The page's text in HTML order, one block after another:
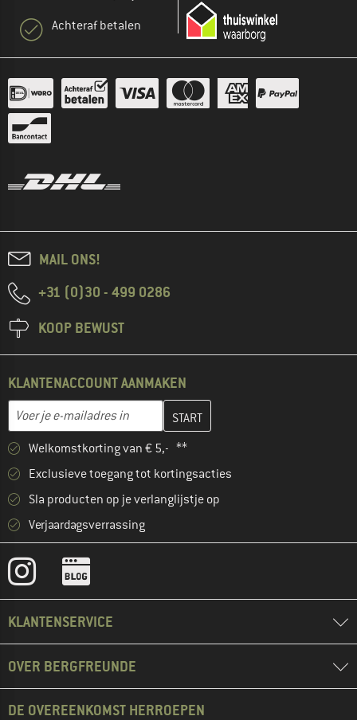
Achteraf betalen
MAIL ONS!
+31 (0)30 - 499 0286
KOOP BEWUST
KLANTENACCOUNT AANMAKEN
E-mailadres
Vul je e-mailadres hier in en maak in de volgende stap je
Welkomstkorting van € 5,- **
Exclusieve toegang tot kortingsacties
Sla producten op je verlanglijstje op
Verjaardagsverrassing
KLANTENSERVICE
OVER BERGFREUNDE
DE OVEREENKOMST HERROEPEN